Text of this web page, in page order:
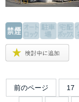
前のページ 17